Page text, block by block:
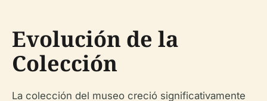
Evolución de la
Colección
La colección del museo creció significativamente